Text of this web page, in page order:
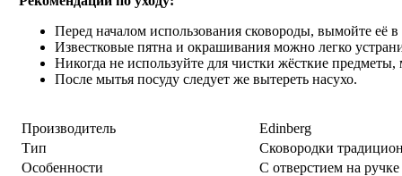
Перед началом использования сковороды, вымойте её
Известковые пятна и окрашивания можно легко
Никогда не используйте для чистки жёсткие
После мытья посуду следует же вытереть насухо.
Производитель
Edinberg
Тип
Сковородки
Особенности
С отверстием на